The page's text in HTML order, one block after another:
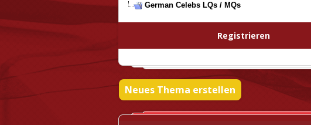
German Celebs LQs / MQs
Registrieren
Neues Thema erstellen